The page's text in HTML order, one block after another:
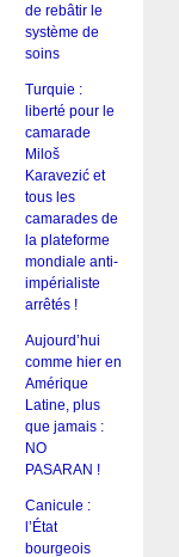
de rebâtir le
système de
soins
Turquie :
liberté pour le
camarade
Miloš
Karavezić et
tous les
camarades de
la plateforme
mondiale anti-
impérialiste
arrêtés !
Aujourd’hui
comme hier en
Amérique
Latine, plus
que jamais :
NO
PASARAN !
Canicule :
l’État
bourgeois